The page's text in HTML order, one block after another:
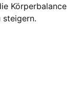
Körperbalance
steigern.